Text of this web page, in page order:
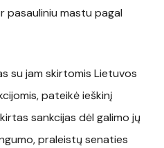
pasauliniu mastu pagal
su jam skirtomis Lietuvos
pateikė ieškinį
sankcijas dėl galimo jų
praleistų senaties